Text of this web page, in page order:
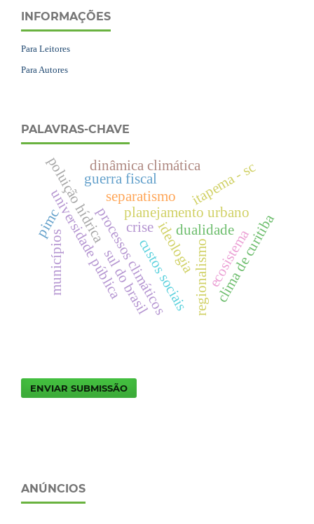
INFORMAÇÕES
Para Leitores
Para Autores
PALAVRAS-CHAVE
planejamento urbano
ideologia
processos climáticos
poluição hídrica
universidade pública regionalismo
separatismo
clima de curitiba
crise
guerra fiscal itapema - sc
dinâmica climática
ecosistema
pimc
municípios sul do brasilcustos sociais
dualidade
ENVIAR SUBMISSÃO
ANÚNCIOS